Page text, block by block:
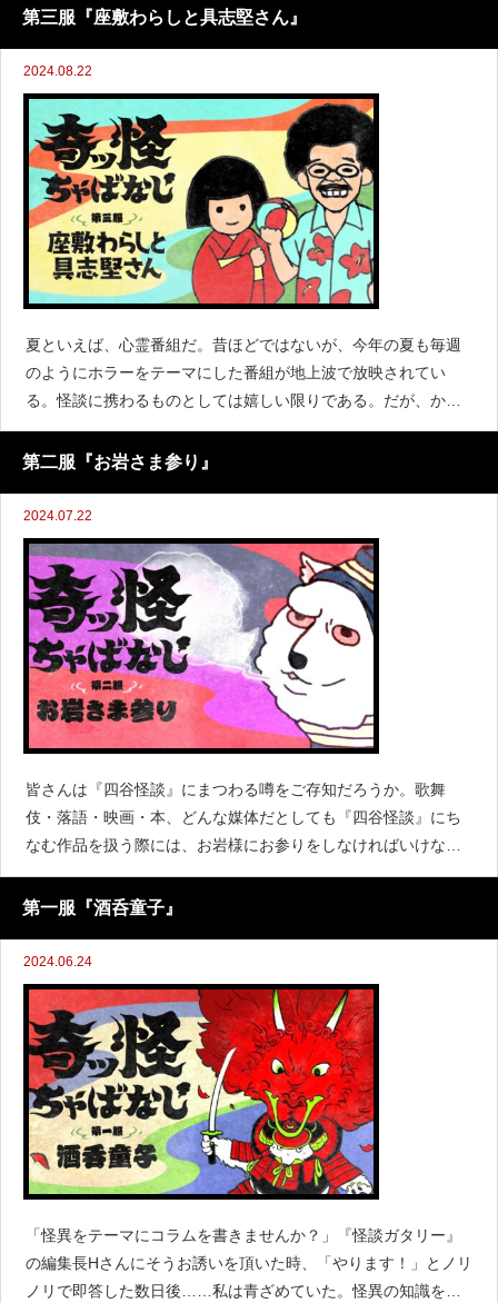
した。周りに木立も大きな樹もなく、このままではずぶ濡れに
第三服『座敷わらしと具志堅さん』
2024.08.22
夏といえば、心霊番組だ。昔ほどではないが、今年の夏も毎週
のようにホラーをテーマにした番組が地上波で放映されてい
る。怪談に携わるものとしては嬉しい限りである。だが、かく
いう私は、実は幼い頃はそういった番組がてんでだめだった。
妖怪やオカルト、学校の怪談、殺人事件を扱った推理小説は大
第二服『お岩さま参り』
2024.07.22
皆さんは『四谷怪談』にまつわる噂をご存知だろうか。歌舞
伎・落語・映画・本、どんな媒体だとしても『四谷怪談』にち
なむ作品を扱う際には、お岩様にお参りをしなければいけな
い。さもないと祟りが起こる……という有名なアノ話である。
知ってるに決まってるだろう！怪談好き何年やってると思って
第一服『酒呑童子』
2024.06.24
「怪異をテーマにコラムを書きませんか？」『怪談ガタリー』
の編集長Hさんにそうお誘いを頂いた時、「やります！」とノリ
ノリで即答した数日後……私は青ざめていた。怪異の知識を専